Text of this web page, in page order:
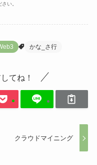
い。
かな_さ行
てね！
クラウドマイニング